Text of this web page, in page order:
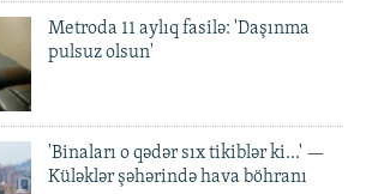
Metroda 11 aylıq fasilə: 'Daşınma
pulsuz olsun'
'Binaları o qədər sıx tikiblər ki...' —
Küləklər şəhərində hava böhranı